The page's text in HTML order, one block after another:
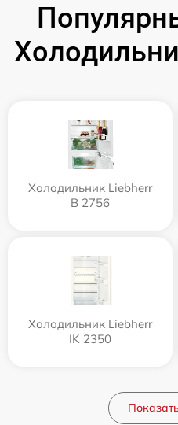
Холодильник Liebherr
B 2756
Холодильник Liebherr
IK 2350